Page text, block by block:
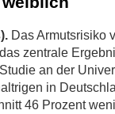
Das Armutsrisiko
zentrale
an der
in
46 Prozent